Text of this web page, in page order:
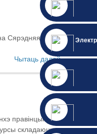
Сярэдняя цана
Чытаць далей
правінцыі
складаюць